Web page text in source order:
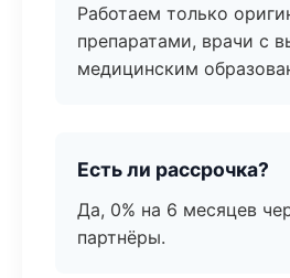
Работаем только
препаратами, врачи с
медицинским
Есть ли рассрочка?
Да, 0% на 6 месяцев
партнёры.